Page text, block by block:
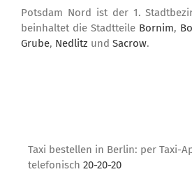
Potsdam Nord ist der 1.
beinhaltet die Stadtteile Bornim,
Grube, Nedlitz und Sacrow.
Taxi bestellen in Berlin: per Taxi-
telefonisch 20-20-20